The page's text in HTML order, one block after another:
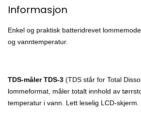
Informasjon
Enkel og praktisk batteridrevet
og vanntemperatur.
TDS-måler TDS-3 (TDS står for Total
lommeformat, måler totalt innhold av
temperatur i vann. Lett leselig LCD-skjerm.